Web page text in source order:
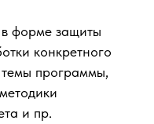
в форме защиты
конкретного
программы,
и пр.